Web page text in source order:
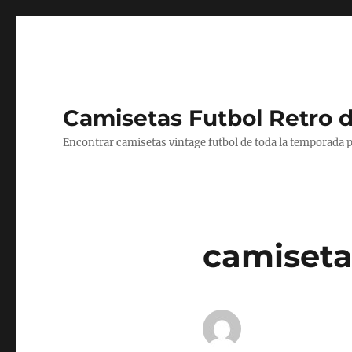
Camisetas Futbol Retro
Encontrar camisetas vintage futbol de toda la temporada